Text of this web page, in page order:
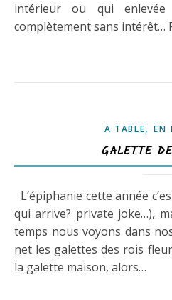
intérieur ou qui
complètement sans intérêt…
A TABLE,EN
GALETTE
L’épiphanie cette année c’est lundi (prochain ou celui
qui arrive? private joke…),
temps nous voyons dans
net les galettes des rois
la galette maison, alors…